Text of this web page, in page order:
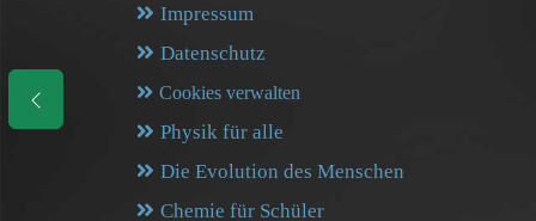
Impressum
Datenschutz
Cookies verwalten
Physik für alle
Die Evolution des Menschen
Chemie für Schüler